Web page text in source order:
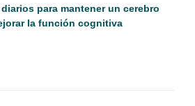
para mantener un cerebro
la función cognitiva